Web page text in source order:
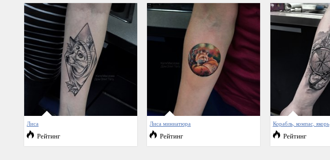
Лиса
Рейтинг
Лиса миниатюра
Рейтинг
Корабль, компас, якорь
Рейтинг